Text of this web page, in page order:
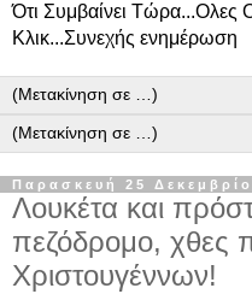
Ότι Συμβαίνει Τώρα...Ολες
Κλικ...Συνεχής ενημέρωση
Παρασκευή 25
Λουκέτα και
πεζόδρομο, χθες
Χριστουγέννων!